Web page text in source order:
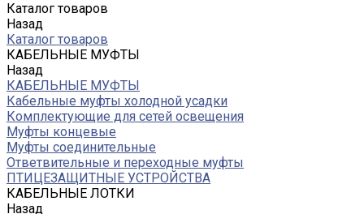
Каталог товаров
Назад
Каталог товаров
КАБЕЛЬНЫЕ МУФТЫ
Назад
КАБЕЛЬНЫЕ МУФТЫ
Кабельные муфты холодной усадки
Комплектующие для сетей освещения
Муфты концевые
Муфты соединительные
Ответвительные и переходные муфты
ПТИЦЕЗАЩИТНЫЕ УСТРОЙСТВА
КАБЕЛЬНЫЕ ЛОТКИ
Назад